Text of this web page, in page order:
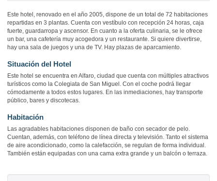
Este hotel, renovado en el año 2005, dispone de un total de 72 habitaciones
repartidas en 3 plantas. Cuenta con vestíbulo con recepción 24 horas, caja
fuerte, guardarropa y ascensor. En cuanto a la oferta culinaria, se le ofrece
un bar, una cafetería muy acogedora y un restaurante. Si quiere divertirse,
hay una sala de juegos y una de TV. Hay plazas de aparcamiento.
Situación del Hotel
Este hotel se encuentra en Alfaro, ciudad que cuenta con múltiples atractivos
turísticos como la Colegiata de San Miguel. Con el coche podrá llegar
cómodamente a todos estos lugares. En las inmediaciones, hay transporte
público, bares y discotecas.
Habitación
Las agradables habitaciones disponen de baño con secador de pelo.
Cuentan, además, con teléfono de línea directa y televisión. Tanto el sistema
de aire acondicionado, como la calefacción, se regulan de forma individual.
También están equipadas con una cama extra grande y un balcón o terraza.